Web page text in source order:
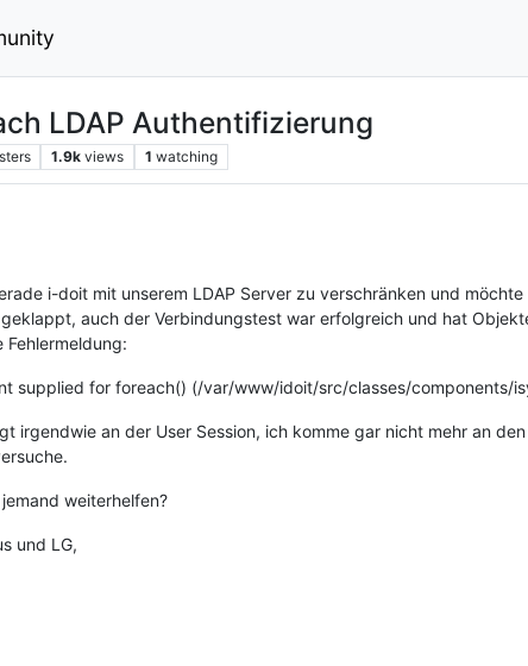
LDAP Authentifizierung
1.9k views 1 watching
i-doit mit unserem LDAP Server zu verschränken und
auch der Verbindungstest war erfolgreich und hat
Fehlermeldung:
supplied for foreach() (/var/www/idoit/src/classes/components/
irgendwie an der User Session, ich komme gar nicht mehr an
weiterhelfen?
und LG,